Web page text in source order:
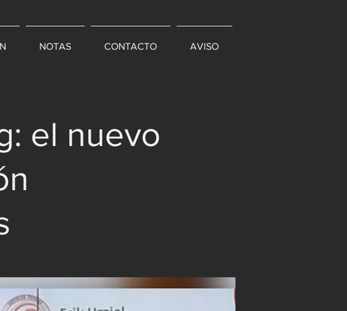
NOTAS CONTACTO AVISO
el nuevo